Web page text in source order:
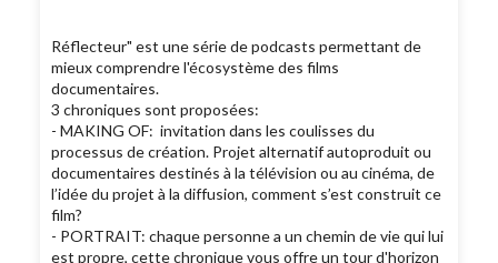
Réflecteur" est une série de podcasts permettant de
mieux comprendre l'écosystème des films
documentaires.
3 chroniques sont proposées:
- MAKING OF: invitation dans les coulisses du
processus de création. Projet alternatif autoproduit ou
documentaires destinés à la télévision ou au cinéma, de
l’idée du projet à la diffusion, comment s’est construit ce
film?
- PORTRAIT: chaque personne a un chemin de vie qui lui
est propre, cette chronique vous offre un tour d'horizon